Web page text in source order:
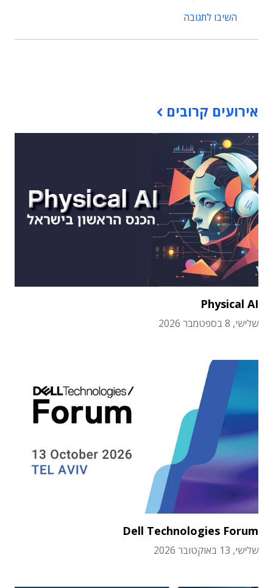
השיבו לתגובה
אירועים קרובים
Physical AI
שלישי, 8 בספטמבר 2026
Dell Technologies Forum
שלישי, 13 באוקטובר 2026